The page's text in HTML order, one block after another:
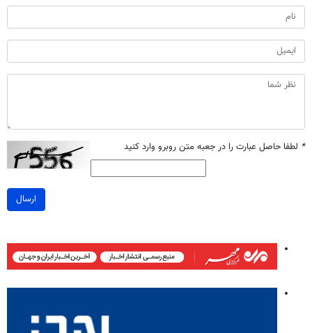
* لطفا حاصل عبارت را در جعبه متن روبرو وارد کنید
ارسال